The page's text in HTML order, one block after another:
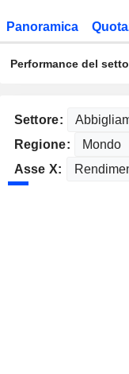
Panoramica
Performance del
Settore:
Regione:
Asse X: